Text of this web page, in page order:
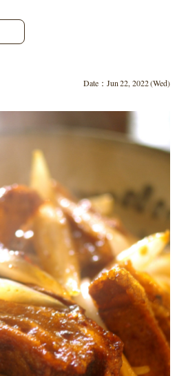
Date：Jun 22, 2022 (Wed)